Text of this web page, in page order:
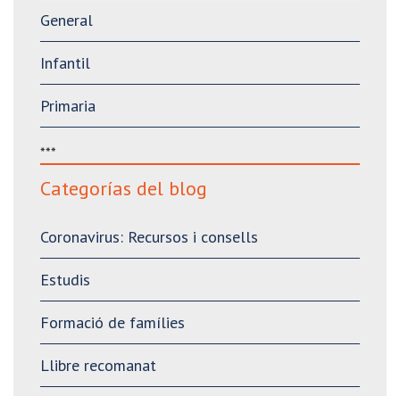
General
Infantil
Primaria
***
Categorías del blog
Coronavirus: Recursos i consells
Estudis
Formació de famílies
Llibre recomanat